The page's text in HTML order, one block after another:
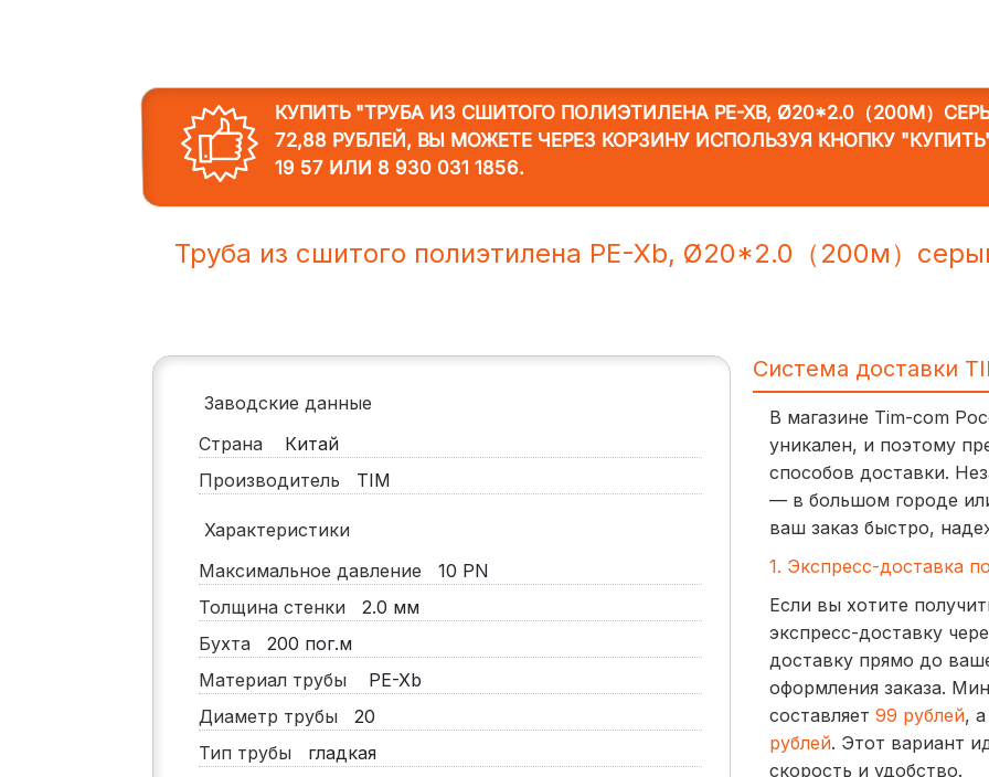
КУПИТЬ "ТРУБА ИЗ СШИТОГО ПОЛИЭТИЛЕНА PE-XB, Ø20*2.0（200М）
72,88 РУБЛЕЙ, ВЫ МОЖЕТЕ ЧЕРЕЗ КОРЗИНУ ИСПОЛЬЗУЯ КНОПКУ
19 57ИЛИ 8 930 031 1856.
Труба из сшитого полиэтилена PE-Xb, Ø20*2.0（200м）
Заводские данные
Страна
Китай
Производитель
TIM
Характеристики
Максимальное давление
10 PN
Толщина стенки
2.0 мм
Бухта
200 пог.м
Материал трубы
PE-Xb
Диаметр трубы
20
Тип трубы
гладкая
Система доставки
В магазине Tim-com
уникален, и поэтому
способов доставки.
— в большом городе
ваш заказ быстро,
1. Экспресс-доставка
Если вы хотите
экспресс-доставку
доставку прямо до
оформления заказа.
составляет 99 рублей,
рублей. Этот вариант
скорость и удобство.